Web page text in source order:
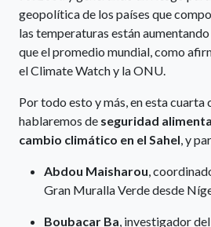
geopolítica de los países que
las temperaturas están
que el promedio mundial, como
el Climate Watch y la ONU.
Por todo esto y más, en esta
hablaremos de seguridad
cambio climático en el Sahel, y
Abdou Maisharou,
Gran Muralla Verde desde
Boubacar Ba, investigador